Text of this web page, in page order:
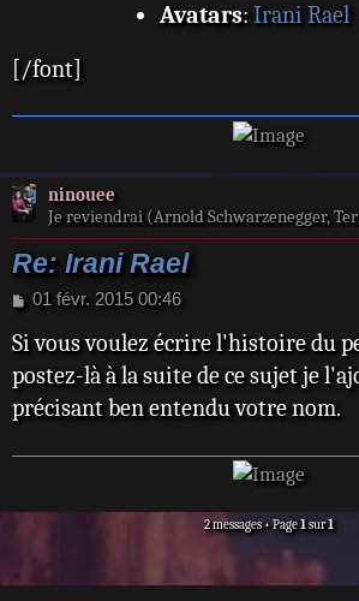
Avatars: Irani Rael
[/font]
ninouee
Je reviendrai (Arnold Schwarzenegger,
Re: Irani Rael
M
s
a
g
01 févr. 2015 00:46
Si vous voulez écrire l'histoire du
postez-là à la suite de ce sujet je
précisant ben entendu votre nom.
2 messages • Page1sur1